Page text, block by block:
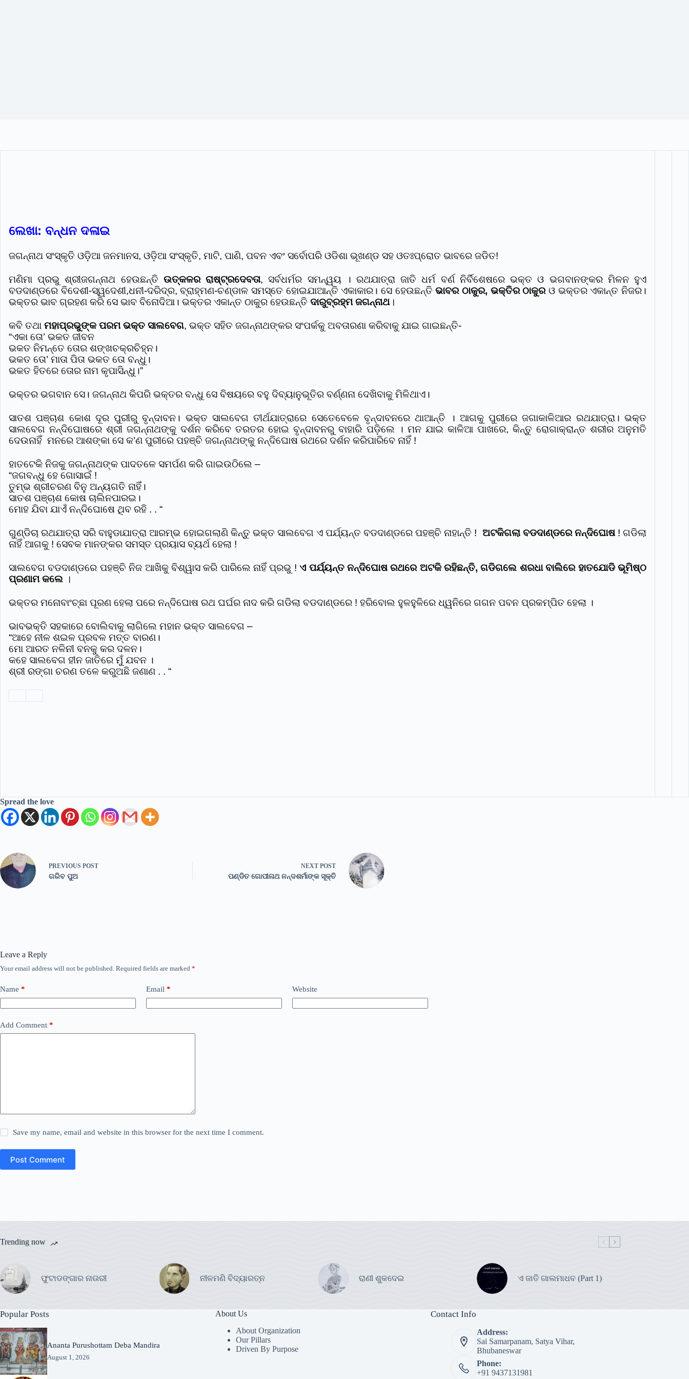
ଲେଖା: ବନ୍ଧନ ଦଳାଇ
ଜଗନ୍ନାଥ ସଂସ୍କୃତି ଓଡ଼ିଆ ଜନମାନସ, ଓଡ଼ିଆ ସଂସ୍କୃତି, ମାଟି, ପାଣି, ପବନ ଏବଂ ସର୍ବୋପରି ଓଡିଶା ଭୂଖଣ୍ଡ ସହ ଓତଃପ୍ରୋତ ଭାବରେ ଜଡିତ!
ମଣିମା ପ୍ରଭୁ ଶ୍ରୀଜଗନ୍ନାଥ ହେଉଛନ୍ତି ଉତ୍କଳର ରାଷ୍ଟ୍ରଦେବତା, ସର୍ବଧର୍ମର ସମନ୍ୱୟ । ରଥଯାତ୍ରା ଜାତି ଧର୍ମ ବର୍ଣ ନିର୍ବିଶେଷରେ ଭକ୍ତ ଓ ଭଗବାନଙ୍କର ମିଳନ ହୁଏ
ବଡଦାଣ୍ଡରେ ବିଦେଶୀ-ସ୍ୱଦେଶୀ,ଧନୀ-ଦରିଦ୍ର, ବ୍ରାହ୍ମଣ-ଚଣ୍ଡାଳ ସମସ୍ତେ ହୋଇଯାଆନ୍ତି ଏକାକାର। ସେ ହେଉଛନ୍ତିଭାବର ଠାକୁର, ଭକ୍ତିର ଠାକୁରଓ ଭକ୍ତର ଏକାନ୍ତ ନିଜର।
ଭକ୍ତର ଭାବ ଗ୍ରହଣ କରି ସେ ଭାବ ବିନୋଦିଆ। ଭକ୍ତର ଏକାନ୍ତ ଠାକୁର ହେଉଛନ୍ତି ଦାରୁବ୍ରହ୍ମ ଜଗନ୍ନାଥ।
କବି ତଥା ମହାପ୍ରଭୁଙ୍କ ପରମ ଭକ୍ତ ସାଲବେଗ, ଭକ୍ତ ସହିତ ଜଗନ୍ନାଥଙ୍କର ସଂପର୍କକୁ ଅବତାରଣା କରିବାକୁ ଯାଇ ଗାଇଛନ୍ତି-
“ଏକା ତୋ’ ଭକତ ଜୀବନ
ଭକତ ନିମନ୍ତେ ତୋର ଶଙ୍ଖଚକ୍ରଚିହ୍ନ।
ଭକତ ତୋ’ ମାତା ପିତା ଭକତ ତୋ ବନ୍ଧୁ।
ଭକତ ହିତରେ ତୋର ନାମ କୃପାସିନ୍ଧୁ।”
ଭକ୍ତର ଭଗବାନ ସେ। ଜଗନ୍ନାଥ କିପରି ଭକ୍ତର ବନ୍ଧୁ ସେ ବିଷୟରେ ବହୁ ଦିବ୍ୟାନୁଭୂତିର ବର୍ଣ୍ଣନା ଦେଖିବାକୁ ମିଳିଥାଏ।
ସାତଶ ପଞ୍ଚାଶ କୋଶ ଦୂର ପୁରୀରୁ ବୃନ୍ଦାବନ। ଭକ୍ତ ସାଲବେଗ ତୀର୍ଥଯାତ୍ରାରେ ସେତେବେଳେ ବୃନ୍ଦାବନରେ ଥାଆନ୍ତି । ଆଗକୁ ପୁରୀରେ ଜଗାକାଳିଆର ରଥଯାତ୍ରା। ଭକ୍ତ
ସାଲବେଗ ନନ୍ଦିଘୋଷରେ ଶ୍ରୀ ଜଗନ୍ନାଥଙ୍କୁ ଦର୍ଶନ କରିବେ ତରତର ହୋଇ ବୃନ୍ଦାବନରୁ ବାହାରି ପଡ଼ିଲେ । ମନ ଯାଇ କାଳିଆ ପାଖରେ, କିନ୍ତୁ ରୋଗାକ୍ରାନ୍ତ ଶରୀର ଅନୁମତି
ଦେଉନାହିଁ ମନରେ ଆଶଙ୍କା ସେ କ’ଣ ପୁରୀରେ ପହଞ୍ଚି ଜଗନ୍ନାଥଙ୍କୁ ନନ୍ଦିଘୋଷ ରଥରେ ଦର୍ଶନ କରିପାରିବେ ନାହିଁ !
ହାତଟେକି ନିଜକୁ ଜଗନ୍ନାଥଙ୍କ ପାଦତଳେ ସମର୍ପଣ କରି ଗାଇଉଠିଲେ –
“ଜଗବନ୍ଧୁ ହେ ଗୋସାଇଁ !
ତୁମ୍ଭ ଶ୍ରୀଚରଣ ବିନୁ ଅନ୍ୟଗତି ନାହିଁ।
ସାତଶ ପଞ୍ଚାଶ କୋଷ ଚାଲିନପାରଇ।
ମୋହ ଯିବା ଯାଏଁ ନନ୍ଦିଘୋଷେ ଥିବ ରହି . . “
ଗୁଣ୍ଡିଚା ରଥଯାତ୍ରା ସରି ବାହୁଡାଯାତ୍ରା ଆରମ୍ଭ ହୋଇଗଲାଣି କିନ୍ତୁ ଭକ୍ତ ସାଲବେଗ ଏ ପର୍ଯ୍ୟନ୍ତ ବଡଦାଣ୍ଡରେ ପହଞ୍ଚି ନାହାନ୍ତି ! ଅଟକିଗଲା ବଡଦାଣ୍ଡରେ ନନ୍ଦିଘୋଷ! ଗଡିଲା
ନାହିଁ ଆଗକୁ ! ସେବକ ମାନଙ୍କର ସମସ୍ତ ପ୍ରୟାସ ବ୍ୟର୍ଥ ହେଲା !
ସାଲବେଗ ବଡଦାଣ୍ଡରେ ପହଞ୍ଚି ନିଜ ଆଖିକୁ ବିଶ୍ୱାସ କରି ପାରିଲେ ନାହିଁ ପ୍ରଭୁ !ଏ ପର୍ଯ୍ୟନ୍ତ ନନ୍ଦିଘୋଷ ରଥରେ ଅଟକି ରହିଛନ୍ତି, ଗଡିଗଲେ ଶରଧା ବାଲିରେ ହାତଯୋଡି ଭୂମିଷ୍ଠ
ପ୍ରଣାମ କଲେ ।
ଭକ୍ତର ମନୋବାଂଚ୍ଛା ପୂରଣ ହେଲା ପରେ ନନ୍ଦିଘୋଷ ରଥ ଘର୍ଘର ନାଦ କରି ଗଡିଲା ବଡଦାଣ୍ଡରେ ! ହରିବୋଲ ହୁଳହୁଳିରେ ଧ୍ୱନିରେ ଗଗନ ପବନ ପ୍ରକମ୍ପିତ ହେଲା ।
ଭାବଭକ୍ତି ସହକାରେ ବୋଲିବାକୁ ଲାଗିଲେ ମହାନ ଭକ୍ତ ସାଲବେଗ –
“ଆହେ ନୀଳ ଶଇଳ ପ୍ରବଳ ମତ୍ତ ବାରଣ।
ମୋ ଆରତ ନଳିନୀ ବନକୁ କର ଦଳନ।
କହେ ସାଲବେଗ ହୀନ ଜାତିରେ ମୁଁ ଯବନ ।
ଶ୍ରୀ ରଙ୍ଗା ଚରଣ ତଳେ କରୁଅଛି ଜଣାଣ . . “
Spread the love
PREVIOUS POST
ଗରିବ ପୁଅ
NEXT POST
ପଣ୍ଡିତ ଗୋପୀନାଥ ନନ୍ଦଶର୍ମାଙ୍କ ସୂକ୍ତି
Leave a Reply
Your email address will not be published. Required fields are marked *
Name * Email * Website
Add Comment *
Save my name, email and website in this browser for the next time I comment.
Post Comment
Trending now
ଫୁଟାଡଙ୍ଗାର ନାଉରୀ ନୀଳମଣି ବିଦ୍ୟାରତ୍ନ ରାଣୀ ଶୁକଦେଇ ଏ ଜାତି ଗାଲମାଧବ (Part 1)
Popular Posts
Ananta Purushottam Deba Mandira
August 1, 2026
About Us
About Organization
Our Pillars
Driven By Purpose​
Contact Info
Address:
Sai Samarpanam, Satya Vihar,
Bhubaneswar
Phone:
+91 9437131981